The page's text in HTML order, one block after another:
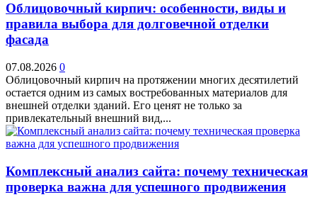
Облицовочный кирпич: особенности, виды и
правила выбора для долговечной отделки
фасада
07.08.2026 0
Облицовочный кирпич на протяжении многих десятилетий
остается одним из самых востребованных материалов для
внешней отделки зданий. Его ценят не только за
привлекательный внешний вид,...
Комплексный анализ сайта: почему техническая
проверка важна для успешного продвижения